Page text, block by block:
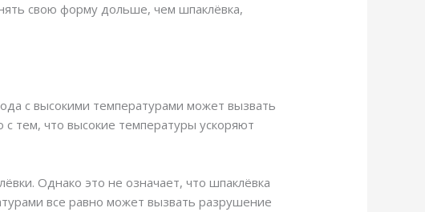
свою форму дольше, чем шпаклёвка,
с высокими температурами может вызвать
тем, что высокие температуры ускоряют
Однако это не означает, что шпаклёвка
все равно может вызвать разрушение